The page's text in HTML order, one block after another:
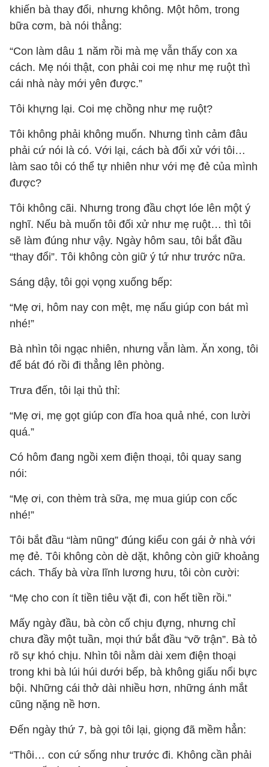
khiến bà thay đổi, nhưng không. Một hôm, trong
bữa cơm, bà nói thẳng:
“Con làm dâu 1 năm rồi mà mẹ vẫn thấy con xa
cách. Mẹ nói thật, con phải coi mẹ như mẹ ruột thì
cái nhà này mới yên được.”
Tôi khựng lại. Coi mẹ chồng như mẹ ruột?
Tôi không phải không muốn. Nhưng tình cảm đâu
phải cứ nói là có. Với lại, cách bà đối xử với tôi…
làm sao tôi có thể tự nhiên như với mẹ đẻ của mình
được?
Tôi không cãi. Nhưng trong đầu chợt lóe lên một ý
nghĩ. Nếu bà muốn tôi đối xử như mẹ ruột… thì tôi
sẽ làm đúng như vậy. Ngày hôm sau, tôi bắt đầu
“thay đổi”. Tôi không còn giữ ý tứ như trước nữa.
Sáng dậy, tôi gọi vọng xuống bếp:
“Mẹ ơi, hôm nay con mệt, mẹ nấu giúp con bát mì
nhé!”
Bà nhìn tôi ngạc nhiên, nhưng vẫn làm. Ăn xong, tôi
để bát đó rồi đi thẳng lên phòng.
Trưa đến, tôi lại thủ thỉ:
“Mẹ ơi, mẹ gọt giúp con đĩa hoa quả nhé, con lười
quá.”
Có hôm đang ngồi xem điện thoại, tôi quay sang
nói:
“Mẹ ơi, con thèm trà sữa, mẹ mua giúp con cốc
nhé!”
Tôi bắt đầu “làm nũng” đúng kiểu con gái ở nhà với
mẹ đẻ. Tôi không còn dè dặt, không còn giữ khoảng
cách. Thấy bà vừa lĩnh lương hưu, tôi còn cười:
“Mẹ cho con ít tiền tiêu vặt đi, con hết tiền rồi.”
Mấy ngày đầu, bà còn cố chịu đựng, nhưng chỉ
chưa đầy một tuần, mọi thứ bắt đầu “vỡ trận”. Bà tỏ
rõ sự khó chịu. Nhìn tôi nằm dài xem điện thoại
trong khi bà lúi húi dưới bếp, bà không giấu nổi bực
bội. Những cái thở dài nhiều hơn, những ánh mắt
cũng nặng nề hơn.
Đến ngày thứ 7, bà gọi tôi lại, giọng đã mềm hẳn:
“Thôi… con cứ sống như trước đi. Không cần phải